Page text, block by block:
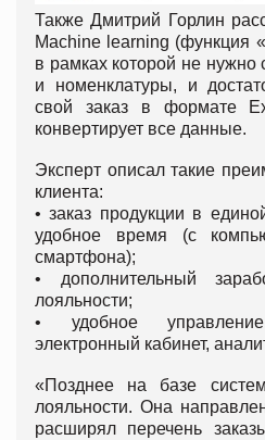
Также Дмитрий Горлин
Machine learning (функция
в рамках которой не нужно
и номенклатуры, и
свой заказ в формате
конвертирует все данные.
Эксперт описал такие
клиента:
• заказ продукции в
удобное время (с
смартфона);
• дополнительный
лояльности;
• удобное
электронный кабинет,
«Позднее на базе
лояльности. Она
расширял перечень